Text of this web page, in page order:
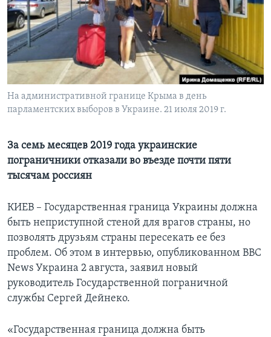
Learning English
СОЦИАЛЬНЫЕ СЕТИ
Языки
На административной границе Крыма в день
парламентских выборов в Украине. 21 июля 2019 г.
За семь месяцев 2019 года украинские
пограничники отказали во въезде почти пяти
тысячам россиян
КИЕВ – Государственная граница Украины должна
быть неприступной стеной для врагов страны, но
позволять друзьям страны пересекать ее без
проблем. Об этом в интервью, опубликованном BBC
News Украина 2 августа, заявил новый
руководитель Государственной пограничной
службы Сергей Дейнеко.
«Государственная граница должна быть